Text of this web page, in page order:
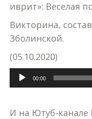
иврит»: Веселая
Викторина,
Зболинской.
(05.10.2020)
Аудиоплеер
00:00
И на Ютуб-канале